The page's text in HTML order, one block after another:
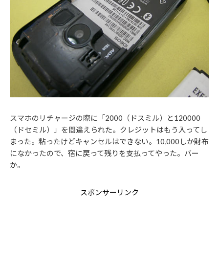
スマホのリチャージの際に「2000（ドスミル）と120000
（ドセミル）」を間違えられた。クレジットはもう入ってし
まった。粘ったけどキャンセルはできない。10,000しか財布
になかったので、宿に戻って残りを支払ってやった。バー
か。
スポンサーリンク